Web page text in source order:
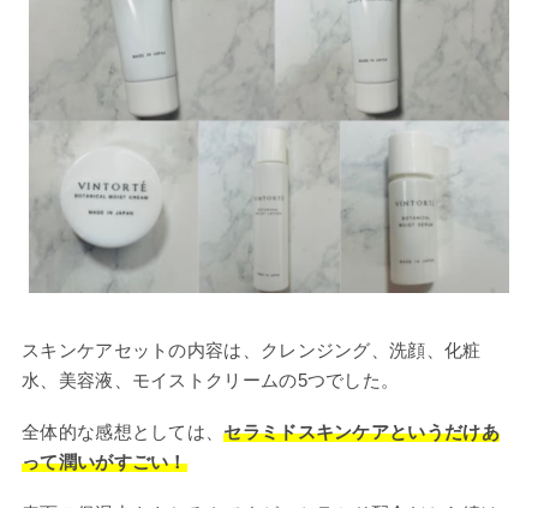
スキンケアセットの内容は、クレンジング、洗顔、化粧
水、美容液、モイストクリームの5つでした。
全体的な感想としては、セラミドスキンケアというだけあ
って潤いがすごい！